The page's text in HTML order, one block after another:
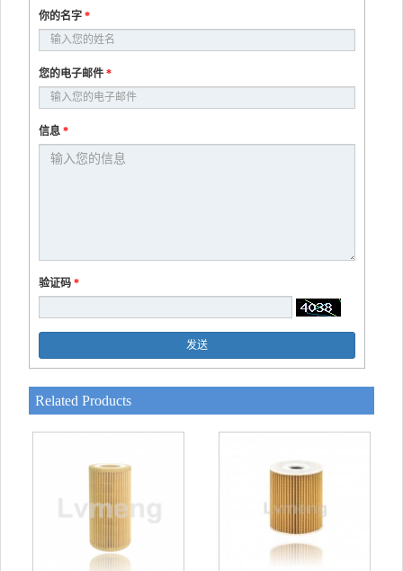
你的名字 *
您的电子邮件 *
信息 *
验证码 *
发送
Related Products